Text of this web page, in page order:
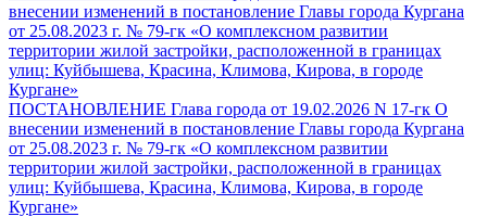
внесении изменений в постановление Главы города Кургана
от 25.08.2023 г. № 79-гк «О комплексном развитии
территории жилой застройки, расположенной в границах
улиц: Куйбышева, Красина, Климова, Кирова, в городе
Кургане»
ПОСТАНОВЛЕНИЕ Глава города от 19.02.2026 N 17-гк О
внесении изменений в постановление Главы города Кургана
от 25.08.2023 г. № 79-гк «О комплексном развитии
территории жилой застройки, расположенной в границах
улиц: Куйбышева, Красина, Климова, Кирова, в городе
Кургане»